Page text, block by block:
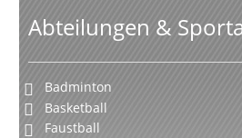
Abteilungen &
Badminton
Basketball
Faustball